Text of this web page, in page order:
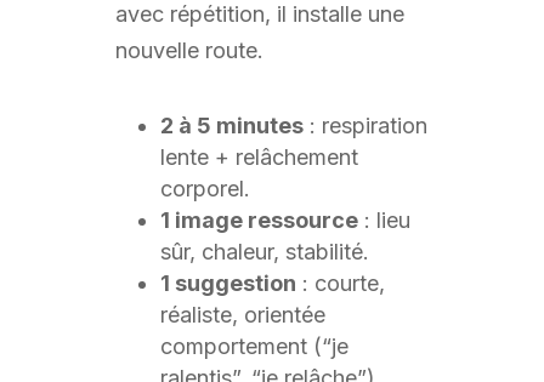
avec répétition, il installe une
nouvelle route.
2 à 5 minutes: respiration
lente + relâchement
corporel.
1 image ressource: lieu
sûr, chaleur, stabilité.
1 suggestion : courte,
réaliste, orientée
comportement (“je